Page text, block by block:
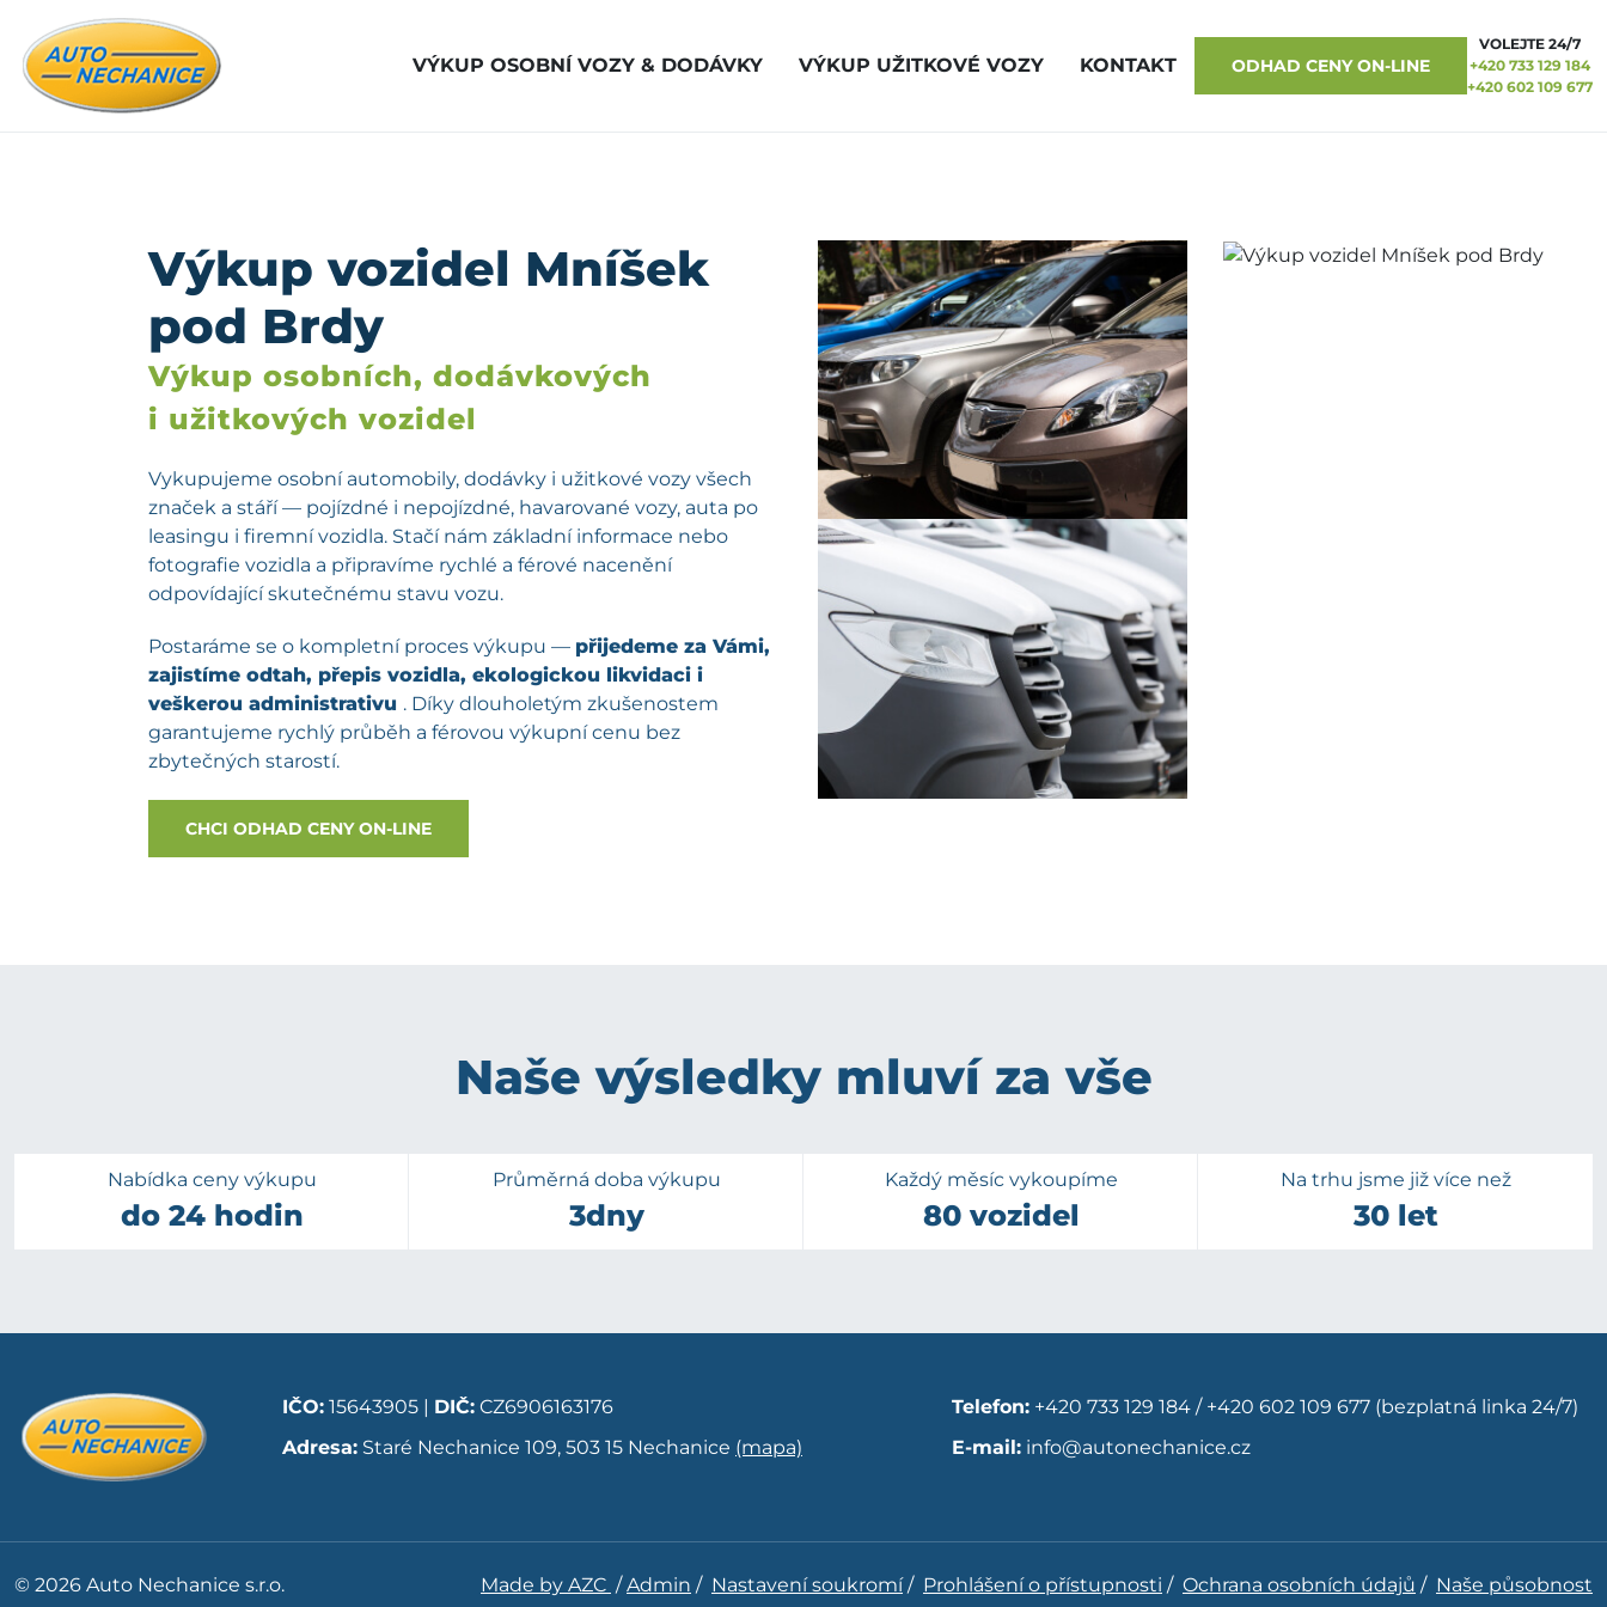
VÝKUP OSOBNÍ VOZY & DODÁVKY VÝKUP UŽITKOVÉ VOZY KONTAKT ODHAD CENY ON-LINE
VOLEJTE 24/7
+420 733 129 184
+420 602 109 677
Výkup vozidel Mníšek
pod Brdy
Výkup osobních, dodávkových
i užitkových vozidel
Vykupujeme osobní automobily, dodávky i užitkové vozy všech
značek a stáří — pojízdné i nepojízdné, havarované vozy, auta po
leasingu i firemní vozidla. Stačí nám základní informace nebo
fotografie vozidla a připravíme rychlé a férové nacenění
odpovídající skutečnému stavu vozu.
Postaráme se o kompletní proces výkupu — přijedeme za Vámi,
zajistíme odtah, přepis vozidla, ekologickou likvidaci i
veškerou administrativu . Díky dlouholetým zkušenostem
garantujeme rychlý průběh a férovou výkupní cenu bez
zbytečných starostí.
CHCI ODHAD CENY ON-LINE
Naše výsledky mluví za vše
Nabídka ceny výkupu
do 24 hodin
Průměrná doba výkupu
3dny
Každý měsíc vykoupíme
80 vozidel
Na trhu jsme již více než
30 let
IČO: 15643905 | DIČ: CZ6906163176
Adresa: Staré Nechanice 109, 503 15 Nechanice (mapa)
Telefon: +420 733 129 184 / +420 602 109 677 (bezplatná linka 24/7)
E-mail: info@autonechanice.cz
© 2026 Auto Nechanice s.r.o. Made by AZC /Admin / Nastavení soukromí/ Prohlášení o přístupnosti / Ochrana osobních údajů / Naše působnost